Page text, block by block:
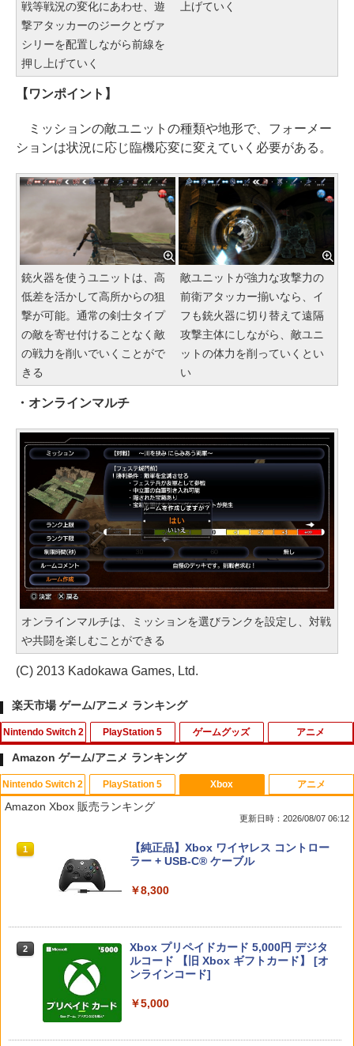
戦等戦況の変化にあわせ、遊
撃アタッカーのジークとヴァ
シリーを配置しながら前線を
押し上げていく
上げていく
【ワンポイント】
ミッションの敵ユニットの種類や地形で、フォーメー
ションは状況に応じ臨機応変に変えていく必要がある。
銃火器を使うユニットは、高
低差を活かして高所からの狙
撃が可能。通常の剣士タイプ
の敵を寄せ付けることなく敵
の戦力を削いでいくことがで
きる
敵ユニットが強力な攻撃力の
前衛アタッカー揃いなら、イ
フも銃火器に切り替えて遠隔
攻撃主体にしながら、敵ユニ
ットの体力を削っていくとい
い
・オンラインマルチ
オンラインマルチは、ミッションを選びランクを設定し、対戦
や共闘を楽しむことができる
(C) 2013 Kadokawa Games, Ltd.
楽天市場 ゲーム/アニメ ランキング
Nintendo Switch 2
1
【特典】メタファー：リファンタジオ
(【先着購入封入特典】アーキタイプ経験
値アイテムセット、旅の仕送りセット)
￥3,510
￥4,920
PlayStation 5
1 グランツーリスモ7 PS5版
￥6,348
ゲームグッズ アニメ
1
【中古】ナイトメアー・ビフォア・クリ
ス…コレクターズEDデジタルリマスター
版 【ブルーレイ】／クリス・サランドン
￥540
ーレイ／海外アニメ・定番スタジオ
￥681
Amazon ゲーム/アニメ ランキング
Nintendo Switch 2
1
スプラトゥーン レイダース|オンライン
コード版
￥5,832
スプラトゥーン レイダース -Switch2
PlayStation 5
1
PlayStation 5 デジタル・エディション
日本語専用 Console Language: Japan
Beast of Reincarnation -PS5 【特典】
プロダクトコード 封入
￥7,286
Xbox
Amazon Xbox 販売ランキング
更新日時：2026/08/07 06:12
1
【純正品】Xbox ワイヤレス コントロー
ラー + USB-C® ケーブル
￥8,300
2
Xbox プリペイドカード 5,000円 デジタ
ルコード 【旧 Xbox ギフトカード】 [オ
ンラインコード]
￥5,000
アニメ